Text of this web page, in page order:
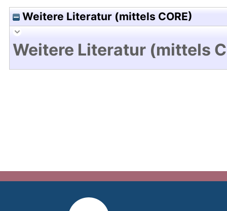
Weitere Literatur (mittels CORE)
Weitere Literatur (mittels